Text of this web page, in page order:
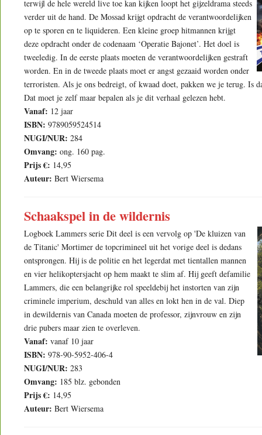
terwijl de hele wereld live toe kan kijken loopt het gijzeldrama steeds
verder uit de hand. De Mossad krijgt opdracht de verantwoordelijken
op te sporen en te liquideren. Een kleine groep hitmannen krijgt
deze opdracht onder de codenaam ‘Operatie Bajonet’. Het doel is
tweeledig. In de eerste plaats moeten de verantwoordelijken gestraft
worden. En in de tweede plaats moet er angst gezaaid worden onder
terroristen. Als je ons bedreigt, of kwaad doet, pakken we je terug. Is
Dat moet je zelf maar bepalen als je dit verhaal gelezen hebt.
Vanaf: 12 jaar
ISBN: 9789059524514
NUGI/NUR: 284
Omvang: ong. 160 pag.
Prijs €: 14,95
Auteur: Bert Wiersema
Schaakspel in de wildernis
Logboek Lammers serie Dit deel is een vervolg op 'De kluizen van
de Titanic' Mortimer de topcrimineel uit het vorige deel is dedans
ontsprongen. Hij is de politie en het legerdat met tientallen mannen
en vier helikoptersjacht op hem maakt te slim af. Hij geeft defamilie
Lammers, die een belangrijke rol speeldebij het instorten van zijn
criminele imperium, deschuld van alles en lokt hen in de val. Diep
in dewildernis van Canada moeten de professor, zijnvrouw en zijn
drie pubers maar zien te overleven.
Vanaf: vanaf 10 jaar
ISBN: 978-90-5952-406-4
NUGI/NUR: 283
Omvang: 185 blz. gebonden
Prijs €: 14,95
Auteur: Bert Wiersema